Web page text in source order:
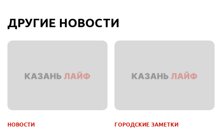
ДРУГИЕ НОВОСТИ
НОВОСТИ ГОРОДСКИЕ ЗАМЕТКИ